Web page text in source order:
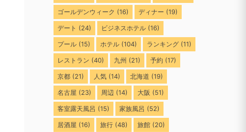
ゴールデンウィーク (16) ディナー (19)
デート (24) ビジネスホテル (16)
プール (15) ホテル (104) ランキング (11)
レストラン (40) 九州 (21) 予約 (17)
京都 (21) 人気 (14) 北海道 (19)
名古屋 (23) 周辺 (14) 大阪 (51)
客室露天風呂 (15) 家族風呂 (52)
居酒屋 (16) 旅行 (48) 旅館 (20)